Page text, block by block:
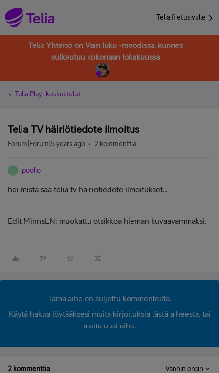
Telia.fi etusivulle
Telia Yhteisö on Vain luku -moodissa, kunnes
sulkeutuu kokonaan lokakuussa
Telia Play -keskustelut
Telia TV häiriötiedote ilmoitus
Forum|Forum|5 years ago 2 kommenttia
P poolio
hei mistä saa telia tv häiriötiedote ilmoitukset...
Edit MinnaLN: muokattu otsikkoa hieman kuvaavammaksi.
Tämä aihe on suljettu kommenteilta.
Käytä hakua löytääksesi muita kirjoituksia tästä aiheesta, tai
aloita uusi aihe.
2 kommenttia Vanhin ensin